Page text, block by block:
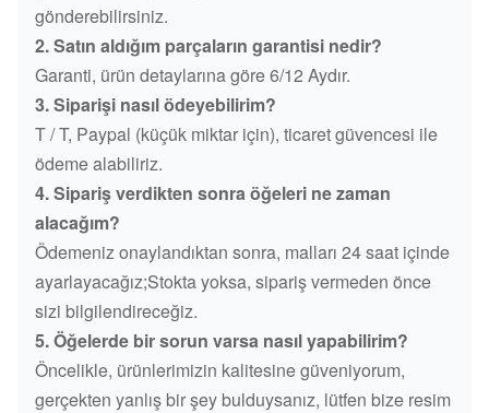
gönderebilirsiniz.
2. Satın aldığım parçaların garantisi nedir?
Garanti, ürün detaylarına göre 6/12 Aydır.
3. Siparişi nasıl ödeyebilirim?
T / T, Paypal (küçük miktar için), ticaret güvencesi ile
ödeme alabiliriz.
4. Sipariş verdikten sonra öğeleri ne zaman
alacağım?
Ödemeniz onaylandıktan sonra, malları 24 saat içinde
ayarlayacağız;Stokta yoksa, sipariş vermeden önce
sizi bilgilendireceğiz.
5. Öğelerde bir sorun varsa nasıl yapabilirim?
Öncelikle, ürünlerimizin kalitesine güveniyorum,
gerçekten yanlış bir şey bulduysanız, lütfen bize resim